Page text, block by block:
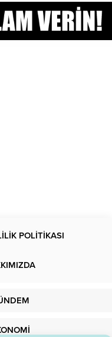
POLİTİKASI